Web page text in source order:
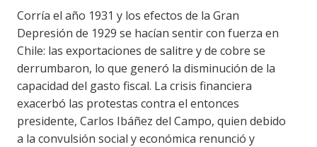
Corría el año 1931 y los efectos de la Gran
Depresión de 1929 se hacían sentir con fuerza en
Chile: las exportaciones de salitre y de cobre se
derrumbaron, lo que generó la disminución de la
capacidad del gasto fiscal. La crisis financiera
exacerbó las protestas contra el entonces
presidente, Carlos Ibáñez del Campo, quien debido
a la convulsión social y económica renunció y